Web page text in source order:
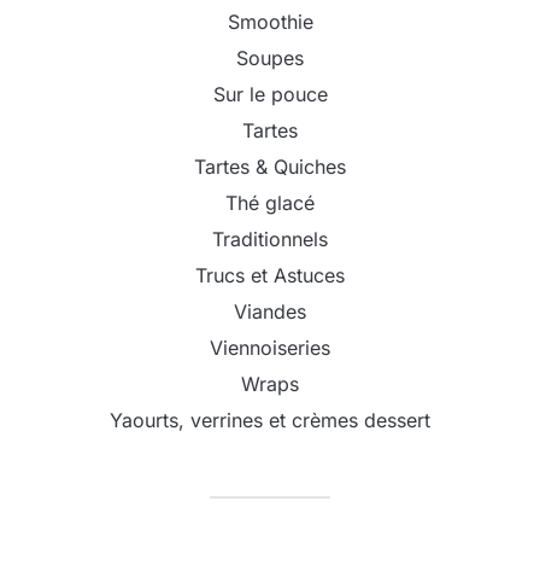
Smoothie
Soupes
Sur le pouce
Tartes
Tartes & Quiches
Thé glacé
Traditionnels
Trucs et Astuces
Viandes
Viennoiseries
Wraps
Yaourts, verrines et crèmes dessert